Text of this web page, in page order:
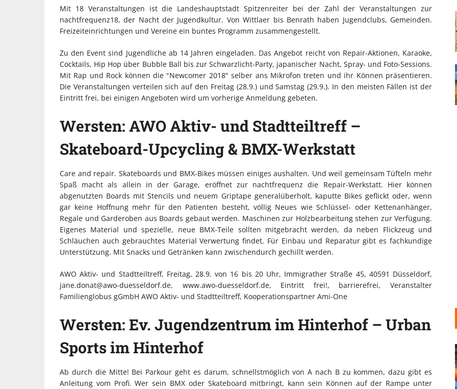
Mit 18 Veranstaltungen ist die Landeshauptstadt Spitzenreiter bei der Zahl der Veranstaltungen zur
nachtfrequenz18, der Nacht der Jugendkultur. Von Wittlaer bis Benrath haben Jugendclubs, Gemeinden.
Freizeiteinrichtungen und Vereine ein buntes Programm zusammengestellt.
Zu den Event sind Jugendliche ab 14 Jahren eingeladen. Das Angebot reicht von Repair-Aktionen, Karaoke,
Cocktails, Hip Hop über Bubble Ball bis zur Schwarzlicht-Party, japanischer Nacht, Spray- und Foto-Sessions.
Mit Rap und Rock können die "Newcomer 2018" selber ans Mikrofon treten und ihr Können präsentieren.
Die Veranstaltungen verteilen sich auf den Freitag (28.9.) und Samstag (29.9.). In den meisten Fällen ist der
Eintritt frei, bei einigen Angeboten wird um vorherige Anmeldung gebeten.
Wersten: AWO Aktiv- und Stadtteiltreff –
Skateboard-Upcycling & BMX-Werkstatt
Care and repair. Skateboards und BMX-Bikes müssen einiges aushalten. Und weil gemeinsam Tüfteln mehr
Spaß macht als allein in der Garage, eröffnet zur nachtfrequenz die Repair-Werkstatt. Hier können
abgenutzten Boards mit Stencils und neuem Griptape generalüberholt, kaputte Bikes geflickt oder, wenn
gar keine Hoffnung mehr für den Patienten besteht, völlig Neues wie Schlüssel- oder Kettenanhänger,
Regale und Garderoben aus Boards gebaut werden. Maschinen zur Holzbearbeitung stehen zur Verfügung.
Eigenes Material und spezielle, neue BMX-Teile sollten mitgebracht werden, da neben Flickzeug und
Schläuchen auch gebrauchtes Material Verwertung findet. Für Einbau und Reparatur gibt es fachkundige
Unterstützung. Mit Snacks und Getränken kann zwischendurch gechillt werden.
AWO Aktiv- und Stadtteiltreff, Freitag, 28.9. von 16 bis 20 Uhr, Immigrather Straße 45, 40591 Düsseldorf,
jane.donat@awo-duesseldorf.de, www.awo-duesseldorf.de, Eintritt frei!, barrierefrei, Veranstalter
Familienglobus gGmbH AWO Aktiv- und Stadtteiltreff, Kooperationspartner Ami-One
Wersten: Ev. Jugendzentrum im Hinterhof – Urban
Sports im Hinterhof
Ab durch die Mitte! Bei Parkour geht es darum, schnellstmöglich von A nach B zu kommen, dazu gibt es
Anleitung vom Profi. Wer sein BMX oder Skateboard mitbringt, kann sein Können auf der Rampe unter